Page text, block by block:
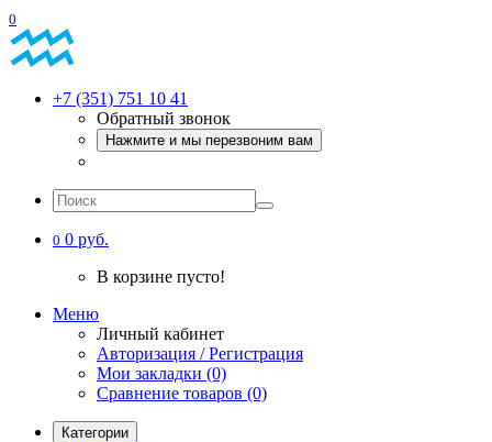
0
+7 (351) 751 10 41
Обратный звонок
Нажмите и мы перезвоним вам
0 0 руб.
В корзине пусто!
Меню
Личный кабинет
Авторизация / Регистрация
Мои закладки (0)
Сравнение товаров (0)
Категории